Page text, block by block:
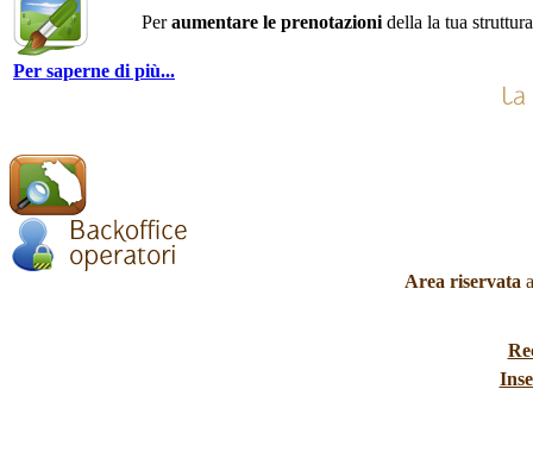
Peraumentare le prenotazioni della la tua
Per saperne di più...
Area riservata